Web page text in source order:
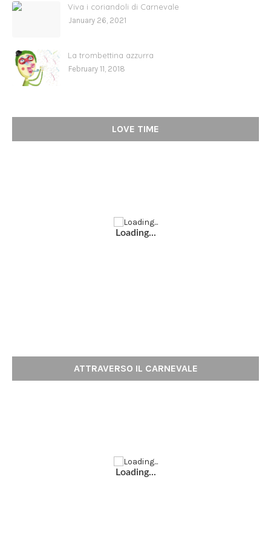
Viva i coriandoli di Carnevale
January 26, 2021
La trombettina azzurra
February 11, 2018
LOVE TIME
Loading...
ATTRAVERSO IL CARNEVALE
Loading...